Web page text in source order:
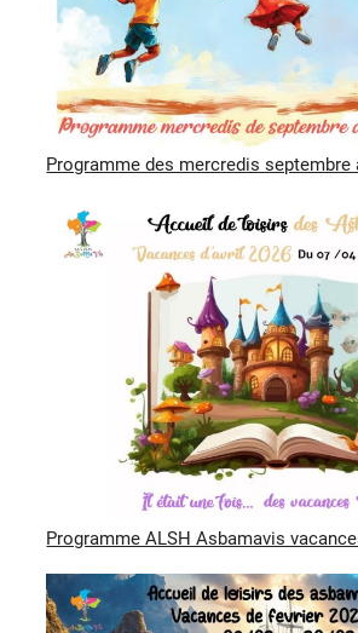
Programme des mercredis septembre
Programme ALSH Asbamavis